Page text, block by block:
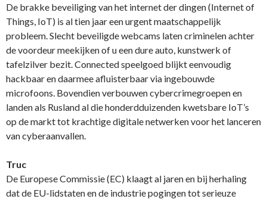
De brakke beveiliging van het internet der dingen (Internet of
Things, IoT) is al tien jaar een urgent maatschappelijk
probleem. Slecht beveiligde webcams laten criminelen achter
de voordeur meekijken of u een dure auto, kunstwerk of
tafelzilver bezit. Connected speelgoed blijkt eenvoudig
hackbaar en daarmee afluisterbaar via ingebouwde
microfoons. Bovendien verbouwen cybercrimegroepen en
landen als Rusland al die honderdduizenden kwetsbare IoT’s
op de markt tot krachtige digitale netwerken voor het lanceren
van cyberaanvallen.
Truc
De Europese Commissie (EC) klaagt al jaren en bij herhaling
dat de EU-lidstaten en de industrie pogingen tot serieuze